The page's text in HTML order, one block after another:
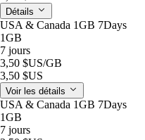
Détails
USA & Canada 1GB 7Days
1GB
7 jours
3,50 $US/GB
3,50 $US
Voir les détails
USA & Canada 1GB 7Days
1GB
7 jours